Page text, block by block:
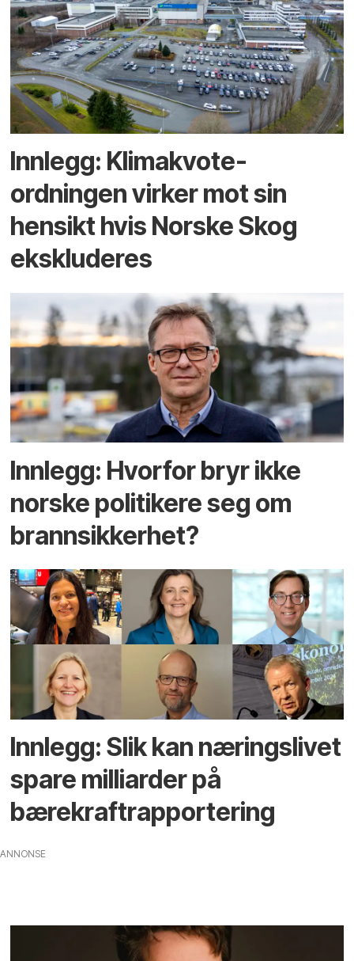
Innlegg: Klimakvote­
ordningen virker mot sin
hensikt hvis Norske Skog
ekskluderes
Innlegg: Hvorfor bryr ikke
norske politikere seg om
brannsikkerhet?
Innlegg: Slik kan næringslivet
spare milliarder på
bærekraft­rapportering
ANNONSE